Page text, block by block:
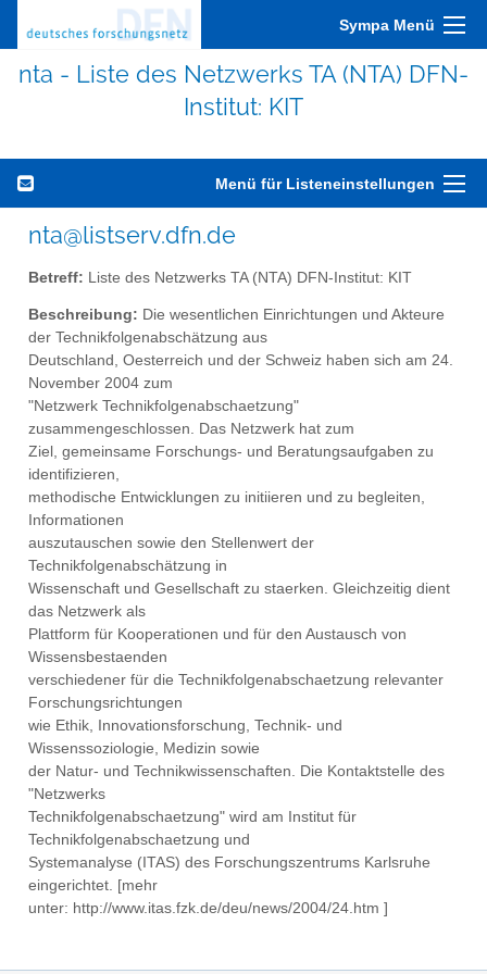
Sympa Menü
nta - Liste des Netzwerks TA (NTA) DFN-
Institut: KIT
Menü für Listeneinstellungen
nta@listserv.dfn.de
Betreff: Liste des Netzwerks TA (NTA) DFN-Institut: KIT
Beschreibung: Die wesentlichen Einrichtungen und Akteure
der Technikfolgenabschätzung aus
Deutschland, Oesterreich und der Schweiz haben sich am 24.
November 2004 zum
"Netzwerk Technikfolgenabschaetzung"
zusammengeschlossen. Das Netzwerk hat zum
Ziel, gemeinsame Forschungs- und Beratungsaufgaben zu
identifizieren,
methodische Entwicklungen zu initiieren und zu begleiten,
Informationen
auszutauschen sowie den Stellenwert der
Technikfolgenabschätzung in
Wissenschaft und Gesellschaft zu staerken. Gleichzeitig dient
das Netzwerk als
Plattform für Kooperationen und für den Austausch von
Wissensbestaenden
verschiedener für die Technikfolgenabschaetzung relevanter
Forschungsrichtungen
wie Ethik, Innovationsforschung, Technik- und
Wissenssoziologie, Medizin sowie
der Natur- und Technikwissenschaften. Die Kontaktstelle des
"Netzwerks
Technikfolgenabschaetzung" wird am Institut für
Technikfolgenabschaetzung und
Systemanalyse (ITAS) des Forschungszentrums Karlsruhe
eingerichtet. [mehr
unter: http://www.itas.fzk.de/deu/news/2004/24.htm ]